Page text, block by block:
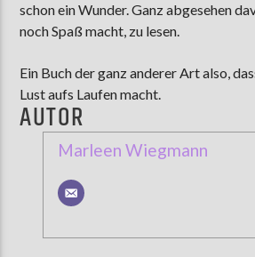
schon ein Wunder. Ganz abgesehen
noch Spaß macht, zu lesen.
Ein Buch der ganz anderer Art also,
Lust aufs Laufen macht.
AUTOR
Marleen Wiegmann